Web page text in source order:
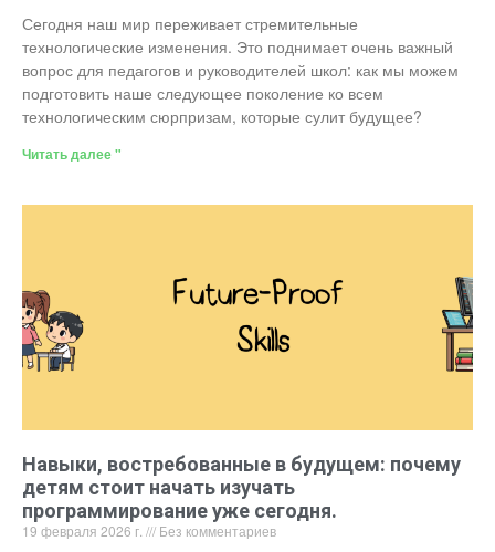
Сегодня наш мир переживает стремительные
технологические изменения. Это поднимает очень важный
вопрос для педагогов и руководителей школ: как мы можем
подготовить наше следующее поколение ко всем
технологическим сюрпризам, которые сулит будущее?
Читать далее "
Навыки, востребованные в будущем: почему
детям стоит начать изучать
программирование уже сегодня.
19 февраля 2026 г. Без комментариев